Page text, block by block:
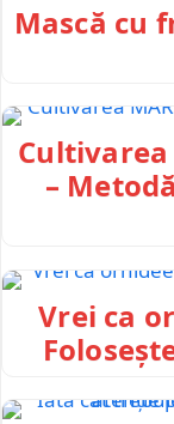
Mască cu
Cultivarea
–
Vrei ca